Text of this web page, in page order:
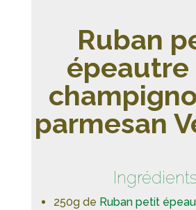
Ruban
épeautre
parmesan
Ingrédients
250g de Ruban petit